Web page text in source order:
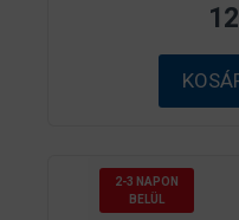
5
b
ő
l
2-3 NAPON
BELÜL